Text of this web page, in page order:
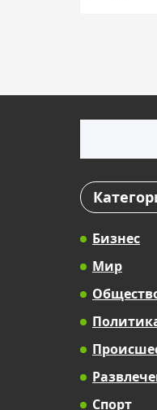
Бизнес
Мир
Спорт